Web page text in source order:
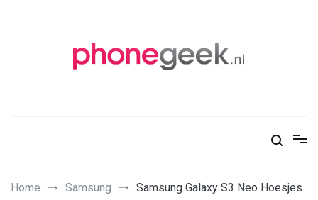
Home Samsung Samsung Galaxy S3 Neo Hoesjes